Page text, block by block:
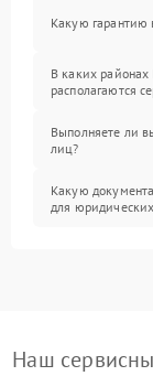
Какую гарантию
В каких
располагаются
Выполняете ли
лиц?
Какую
для
Наш